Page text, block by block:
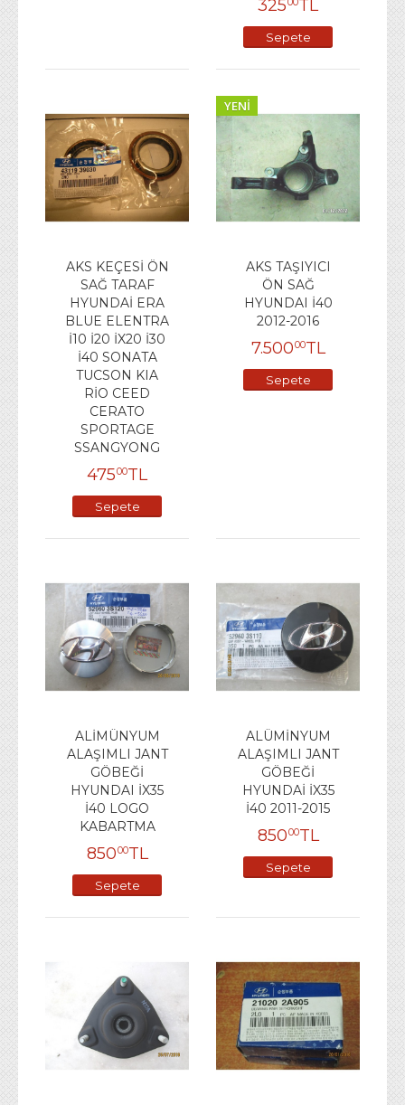
325 TL
Sepete
AKS KEÇESİ ÖN
SAĞ TARAF
HYUNDAİ ERA
BLUE ELENTRA
İ10 İ20 İX20 İ30
İ40 SONATA
TUCSON KIA
RİO CEED
CERATO
SPORTAGE
SSANGYONG
47500TL
Sepete
AKS TAŞIYICI
ÖN SAĞ
HYUNDAI İ40
2012-2016
7.50000TL
Sepete
YENI
ALİMÜNYUM
ALAŞIMLI JANT
GÖBEĞİ
HYUNDAI İX35
İ40 LOGO
KABARTMA
85000TL
Sepete
ALÜMİNYUM
ALAŞIMLI JANT
GÖBEĞİ
HYUNDAİ İX35
İ40 2011-2015
85000TL
Sepete